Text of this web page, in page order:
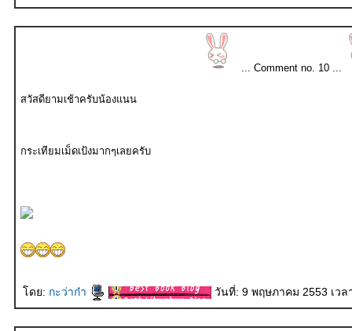
... Comment no. 10 ...
สวัสดียามเช้าครับน้องแนน
กระเทียมเม็ดเป้งมากๆเลยครับ
ดย: กะว่าก๋า วันที่: 9 พฤษภาคม 2553 เวล